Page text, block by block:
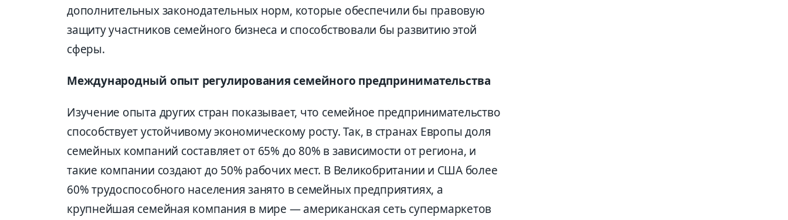
дополнительных законодательных норм, которые обеспечили бы правовую
защиту участников семейного бизнеса и способствовали бы развитию этой
сферы.
Международный опыт регулирования семейного предпринимательства
Изучение опыта других стран показывает, что семейное предпринимательство
способствует устойчивому экономическому росту. Так, в странах Европы доля
семейных компаний составляет от 65% до 80% в зависимости от региона, и
такие компании создают до 50% рабочих мест. В Великобритании и США более
60% трудоспособного населения занято в семейных предприятиях, а
крупнейшая семейная компания в мире — американская сеть супермаркетов